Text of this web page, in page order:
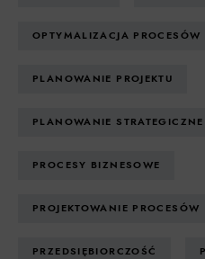
OPTYMALIZACJA PROCESÓW
PLANOWANIE PROJEKTU
PLANOWANIE STRATEGICZNE
PROCESY BIZNESOWE
PROJEKTOWANIE PROCESÓW
PRZEDSIĘBIORCZOŚĆ